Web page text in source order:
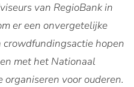
van RegioBank in
er een onvergetelijke
crowdfundingsactie hopen
met het Nationaal
voor ouderen.